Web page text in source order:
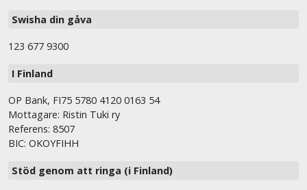
Swisha din gåva
123 677 9300
I Finland
OP Bank, FI75 5780 4120 0163 54
Mottagare: Ristin Tuki ry
Referens: 8507
BIC: OKOYFIHH
Stöd genom att ringa (i Finland)